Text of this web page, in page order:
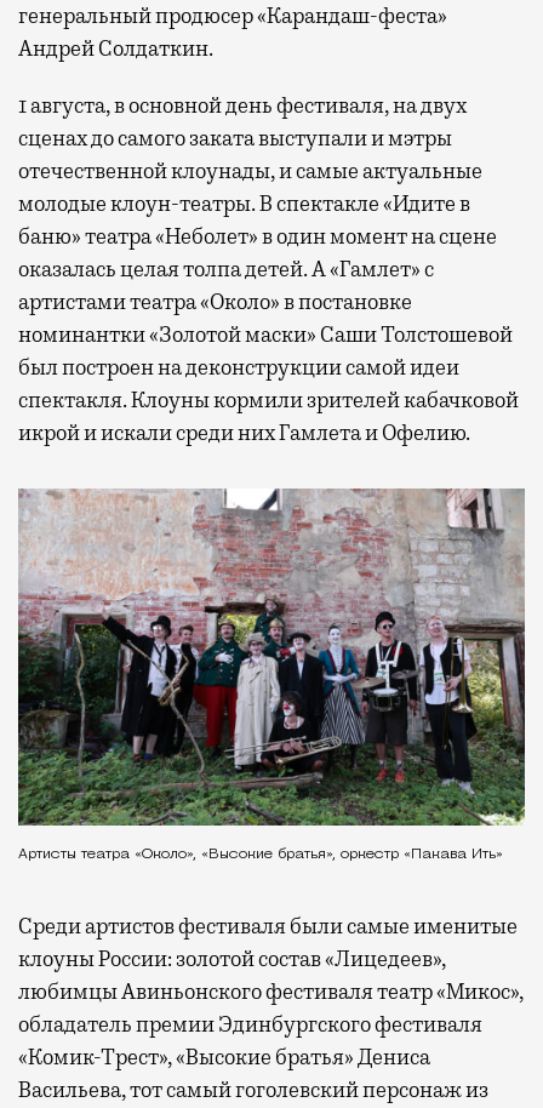
генеральный продюсер «Карандаш-феста»
Андрей Солдаткин.
1 августа, в основной день фестиваля, на двух
сценах до самого заката выступали и мэтры
отечественной клоунады, и самые актуальные
молодые клоун-театры. В спектакле «Идите в
баню» театра «Неболет» в один момент на сцене
оказалась целая толпа детей. А «Гамлет» с
артистами театра «Около» в постановке
номинантки «Золотой маски» Саши Толстошевой
был построен на деконструкции самой идеи
спектакля. Клоуны кормили зрителей кабачковой
икрой и искали среди них Гамлета и Офелию.
Артисты театра «Около», «Высокие братья», оркестр «Пакава Ить»
Среди артистов фестиваля были самые именитые
клоуны России: золотой состав «Лицедеев»,
любимцы Авиньонского фестиваля театр «Микос»,
обладатель премии Эдинбургского фестиваля
«Комик-Трест», «Высокие братья» Дениса
Васильева, тот самый гоголевский персонаж из